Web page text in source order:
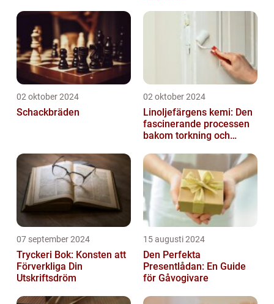
02 oktober 2024
Schackbräden
02 oktober 2024
Linoljefärgens kemi: Den
fascinerande processen
bakom torkning och
07 september 2024
Tryckeri Bok: Konsten att
Förverkliga Din
Utskriftsdröm
15 augusti 2024
Den Perfekta
Presentlådan: En Guide
för Gåvogivare